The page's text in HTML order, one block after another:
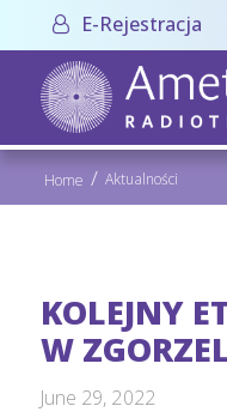
E-Rejestracja
Home / Aktualności
KOLEJNY
W
June 29, 2022